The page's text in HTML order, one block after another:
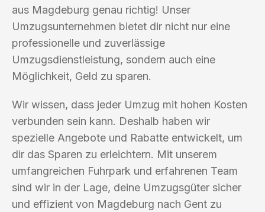
aus Magdeburg genau richtig! Unser
Umzugsunternehmen bietet dir nicht nur eine
professionelle und zuverlässige
Umzugsdienstleistung, sondern auch eine
Möglichkeit, Geld zu sparen.
Wir wissen, dass jeder Umzug mit hohen Kosten
verbunden sein kann. Deshalb haben wir
spezielle Angebote und Rabatte entwickelt, um
dir das Sparen zu erleichtern. Mit unserem
umfangreichen Fuhrpark und erfahrenen Team
sind wir in der Lage, deine Umzugsgüter sicher
und effizient von Magdeburg nach Gent zu